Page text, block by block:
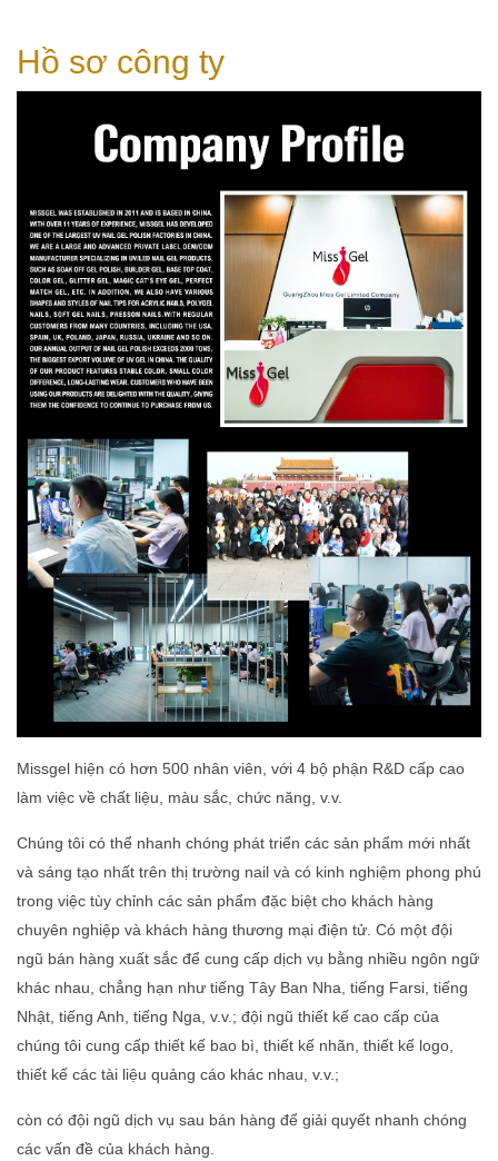
Hồ sơ công ty
Missgel hiện có hơn 500 nhân viên, với 4 bộ phận R&D cấp cao
làm việc về chất liệu, màu sắc, chức năng, v.v.
Chúng tôi có thể nhanh chóng phát triển các sản phẩm mới nhất
và sáng tạo nhất trên thị trường nail và có kinh nghiệm phong phú
trong việc tùy chỉnh các sản phẩm đặc biệt cho khách hàng
chuyên nghiệp và khách hàng thương mại điện tử. Có một đội
ngũ bán hàng xuất sắc để cung cấp dịch vụ bằng nhiều ngôn ngữ
khác nhau, chẳng hạn như tiếng Tây Ban Nha, tiếng Farsi, tiếng
Nhật, tiếng Anh, tiếng Nga, v.v.; đội ngũ thiết kế cao cấp của
chúng tôi cung cấp thiết kế bao bì, thiết kế nhãn, thiết kế logo,
thiết kế các tài liệu quảng cáo khác nhau, v.v.;
còn có đội ngũ dịch vụ sau bán hàng để giải quyết nhanh chóng
các vấn đề của khách hàng.